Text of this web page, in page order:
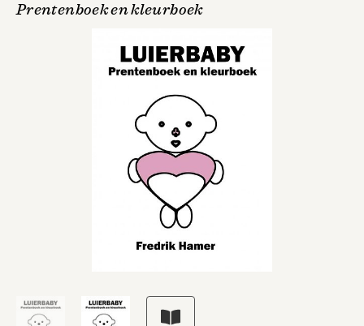
Prentenboek en kleurboek